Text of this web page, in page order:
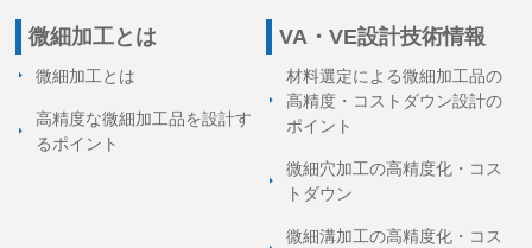
微細加工とは
微細加工とは
高精度な微細加工品を設計す
るポイント
VA・VE設計技術情報
材料選定による微細加工品の
高精度・コストダウン設計の
ポイント
微細穴加工の高精度化・コス
トダウン
微細溝加工の高精度化・コス